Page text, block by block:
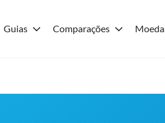
Guias Comparações